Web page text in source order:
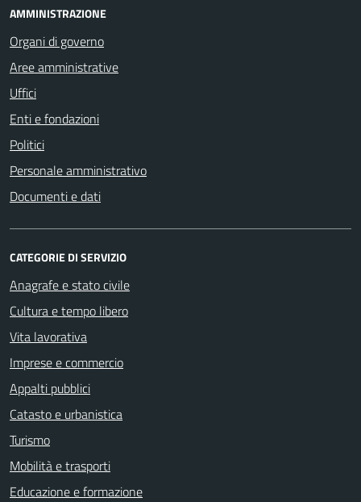
AMMINISTRAZIONE
Organi di governo
Aree amministrative
Uffici
Enti e fondazioni
Politici
Personale amministrativo
Documenti e dati
CATEGORIE DI SERVIZIO
Anagrafe e stato civile
Cultura e tempo libero
Vita lavorativa
Imprese e commercio
Appalti pubblici
Catasto e urbanistica
Turismo
Mobilità e trasporti
Educazione e formazione